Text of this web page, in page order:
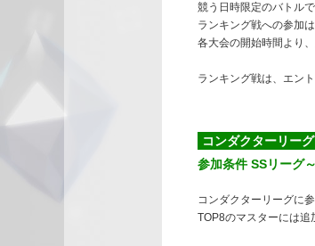
競う日時限定のバトルで
ランキング戦への参加
各大会の開始時間より
ランキング戦は、エン
コンダクターリーグ
参加条件 SSリーグ
コンダクターリーグに
TOP8のマスターには